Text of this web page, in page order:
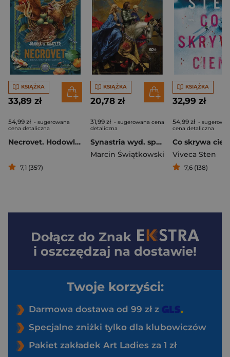
KSIĄŻKA
33,89 zł
54,99 zł - sugerowana
cena detaliczna
Necrovet. Hodowla istot chimerycznych
7,1 (357)
KSIĄŻKA
20,78 zł
31,99 zł - sugerowana cena
detaliczna
Synastria wyd. specjalne
Marcin Świątkowski
KSIĄŻKA
32,99 zł
54,99 zł -
cena detaliczna
Co skrywa cień
Viveca Sten
7,6 (138)
Dołącz do Znak
i oszczędzaj na dostawie!
Twoje korzyści:
Darmowa dostawa od 99 zł z
Specjalne zniżki tylko dla klubowiczów
Pakiet zakładek Art Ladies za 1 zł